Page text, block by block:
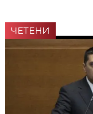
ЧЕТЕНИ